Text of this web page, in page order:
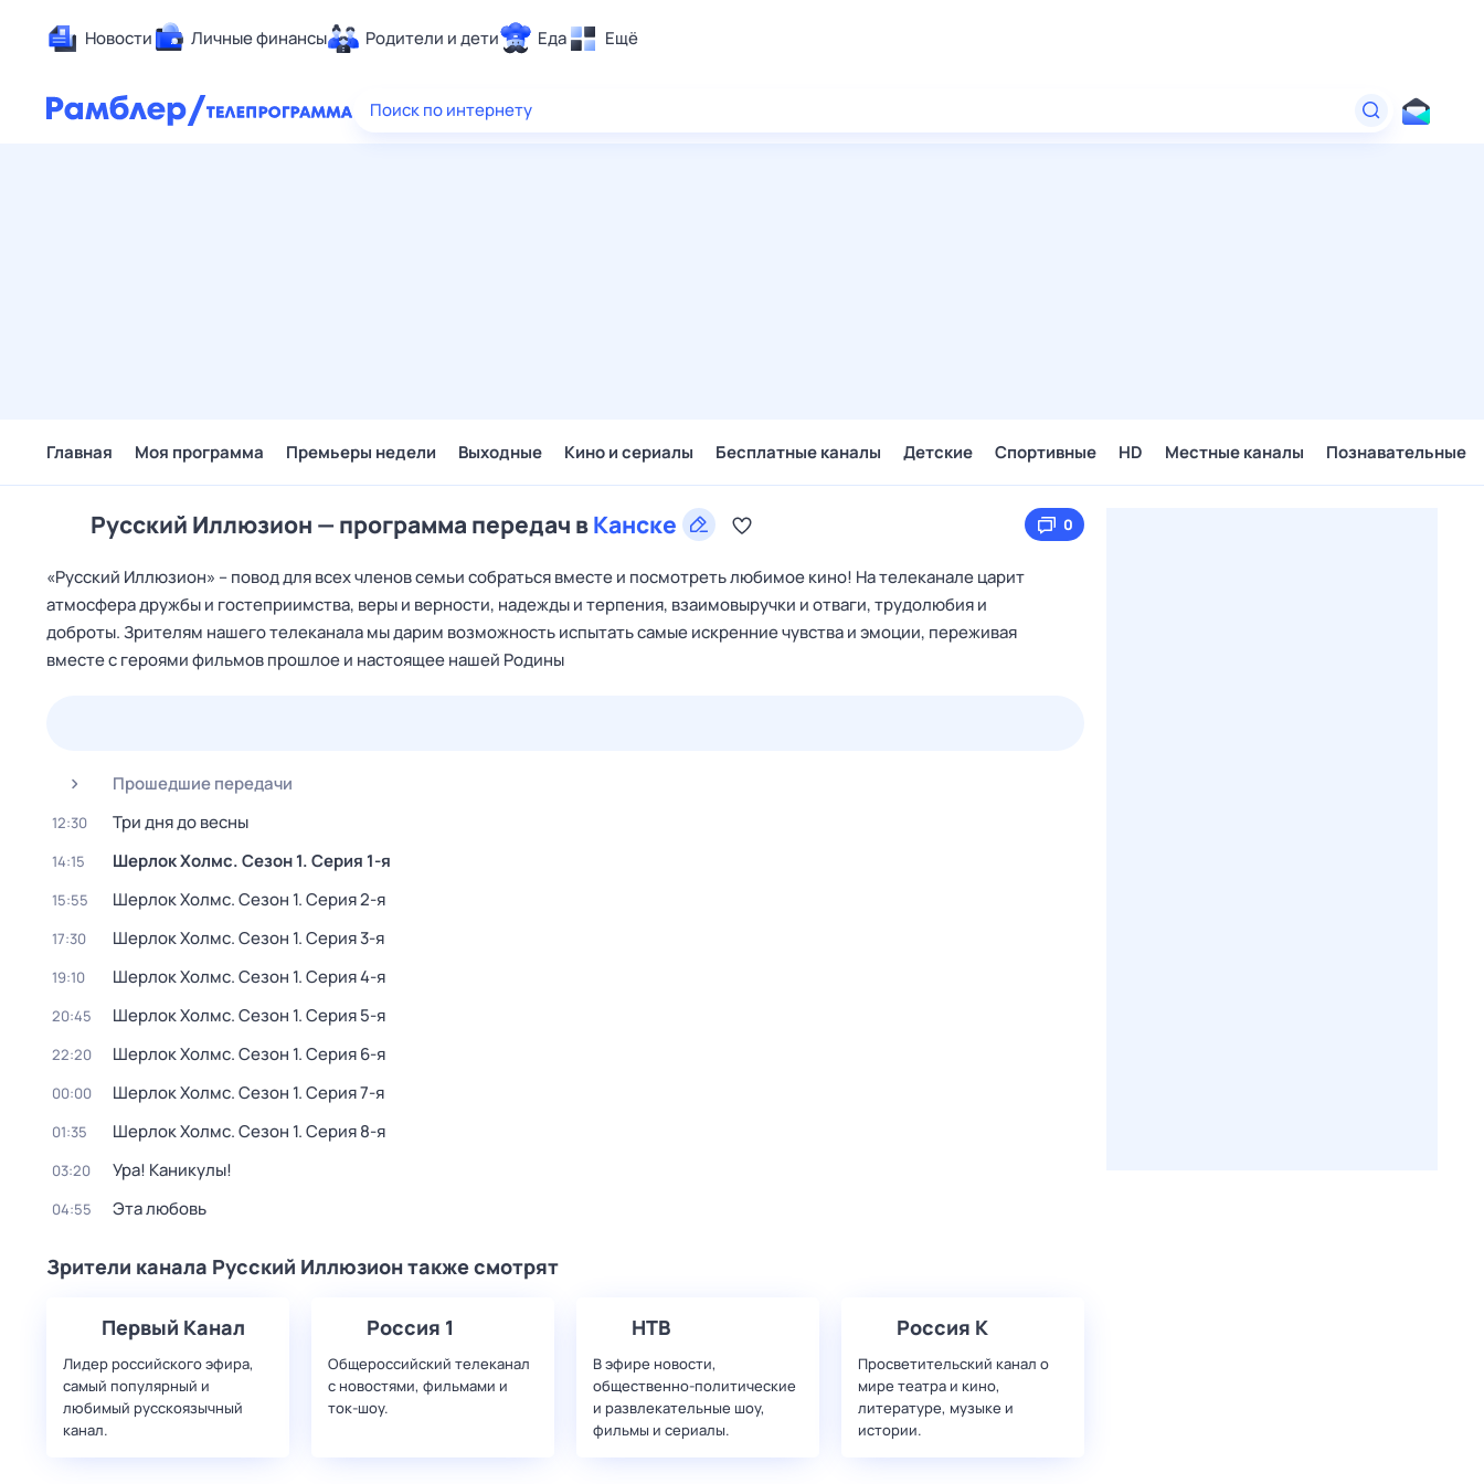
Новости Личные финансы Родители и дети Еда Ещё
Здоровье
Поиск по интернету
Главная Моя программа Премьеры недели Выходные Кино и сериалы Бесплатные каналы Детские Спортивные HD Местные каналы Познавательные
Русский Иллюзион — программа передач вКанске 0
«Русский Иллюзион» – повод для всех членов семьи собраться вместе и посмотреть любимое кино! На телеканале царит
атмосфера дружбы и гостеприимства, веры и верности, надежды и терпения, взаимовыручки и отваги, трудолюбия и
доброты. Зрителям нашего телеканала мы дарим возможность испытать самые искренние чувства и эмоции, переживая
вместе с героями фильмов прошлое и настоящее нашей Родины
Прошедшие передачи
12:30 Три дня до весны
14:15 Шерлок Холмс. Сезон 1. Серия 1-я
15:55 Шерлок Холмс. Сезон 1. Серия 2-я
17:30 Шерлок Холмс. Сезон 1. Серия 3-я
19:10 Шерлок Холмс. Сезон 1. Серия 4-я
20:45 Шерлок Холмс. Сезон 1. Серия 5-я
22:20 Шерлок Холмс. Сезон 1. Серия 6-я
00:00 Шерлок Холмс. Сезон 1. Серия 7-я
01:35 Шерлок Холмс. Сезон 1. Серия 8-я
03:20 Ура! Каникулы!
04:55 Эта любовь
Зрители канала Русский Иллюзион также смотрят
Первый Канал
Лидер российского эфира,
самый популярный и
любимый русскоязычный
канал.
Россия 1
Общероссийский телеканал
с новостями, фильмами и
ток-шоу.
НТВ
В эфире новости,
общественно-политические
и развлекательные шоу,
фильмы и сериалы.
Россия К
Просветительский канал о
мире театра и кино,
литературе, музыке и
истории.